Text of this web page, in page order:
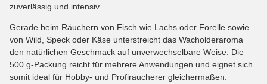
zuverlässig und intensiv.
Gerade beim Räuchern von Fisch wie Lachs oder Forelle sowie
von Wild, Speck oder Käse unterstreicht das Wacholderaroma
den natürlichen Geschmack auf unverwechselbare Weise. Die
500 g-Packung reicht für mehrere Anwendungen und eignet sich
somit ideal für Hobby- und Profiräucherer gleichermaßen.